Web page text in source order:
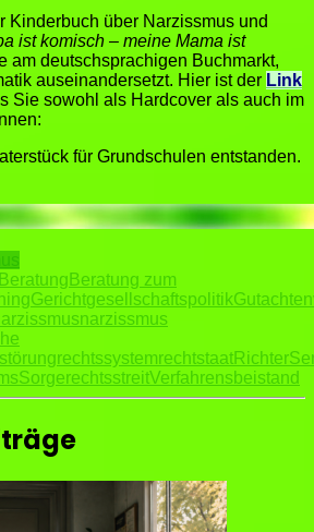
Kinderbuch über Narzissmus und
ist komisch – meine Mama ist
am deutschsprachigen Buchmarkt,
auseinandersetzt. Hier ist der Link
Sie sowohl als Hardcover als auch im
für Grundschulen entstanden.
Beratung Beratung zum
Gerichtgesellschaftspolitik
narzissmus
rechtssystemrechtstaatRichter
SorgerechtsstreitVerfahrensbeistand